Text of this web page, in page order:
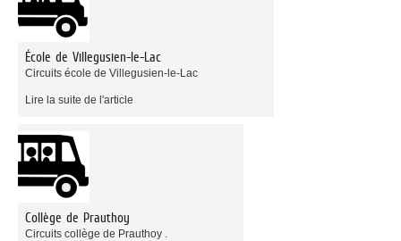
École de Villegusien-le-Lac
Circuits école de Villegusien-le-Lac
Lire la suite de l'article
Collège de Prauthoy
Circuits collège de Prauthoy .